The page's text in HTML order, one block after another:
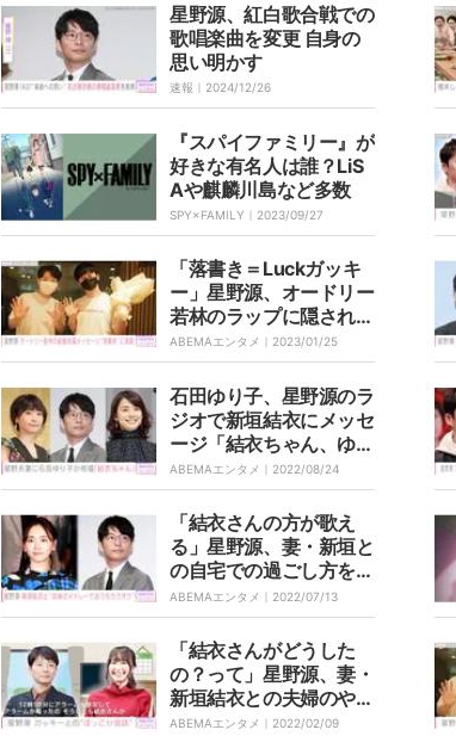
星野源、紅白歌合戦での
歌唱楽曲を変更 自身の
思い明かす
速報｜ 2024/12/26
『スパイファミリー』が
好きな有名人は誰？LiS
Aや麒麟川島など多数
SPY×FAMILY｜ 2023/09/27
「落書き＝Luckガッキ
ー」星野源、オードリー
若林のラップに隠された
結婚祝福メッセージに鳥
肌
ABEMAエンタメ｜ 2023/01/25
石田ゆり子、星野源のラ
ジオで新垣結衣にメッセ
ージ「結衣ちゃん、ゆり
ちゃんだよ」
ABEMAエンタメ｜ 2022/08/24
「結衣さんの方が歌え
る」星野源、妻・新垣と
の自宅での過ごし方を明
かし、ファンから「キュ
ンキュンが止まらない」
の声
ABEMAエンタメ｜ 2022/07/13
「結衣さんがどうした
の？って」星野源、妻・
新垣結衣との夫婦のやり
とりを明かす
ABEMAエンタメ｜ 2022/02/09